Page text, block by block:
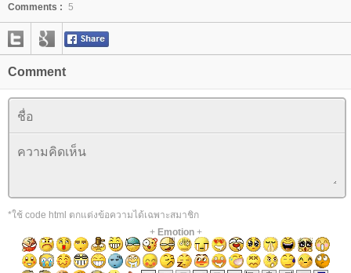
Comments : 5
Comment
*ใช้ code html ตกแต่งข้อความได้เฉพาะสมาชิก
+ Emotion+